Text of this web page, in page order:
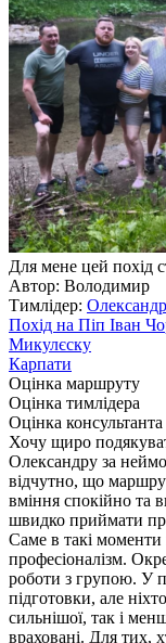
Для мене цей похід
Автор: Володимир
Тимлідер:
Похід на Піп Іван
Микулєску
Карпати
Оцінка маршруту
Оцінка тимлідера
Оцінка консультанта
Хочу щиро
Олександру за
відчутно, що
вміння спокійно та
швидко приймати
Саме в такі моменти
професіоналізм.
роботи з групою. У
підготовки, але
сильнішої, так і
враховані. Для тих,